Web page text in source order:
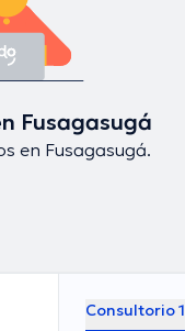
Fusagasugá
en Fusagasugá.
Consultorio 1